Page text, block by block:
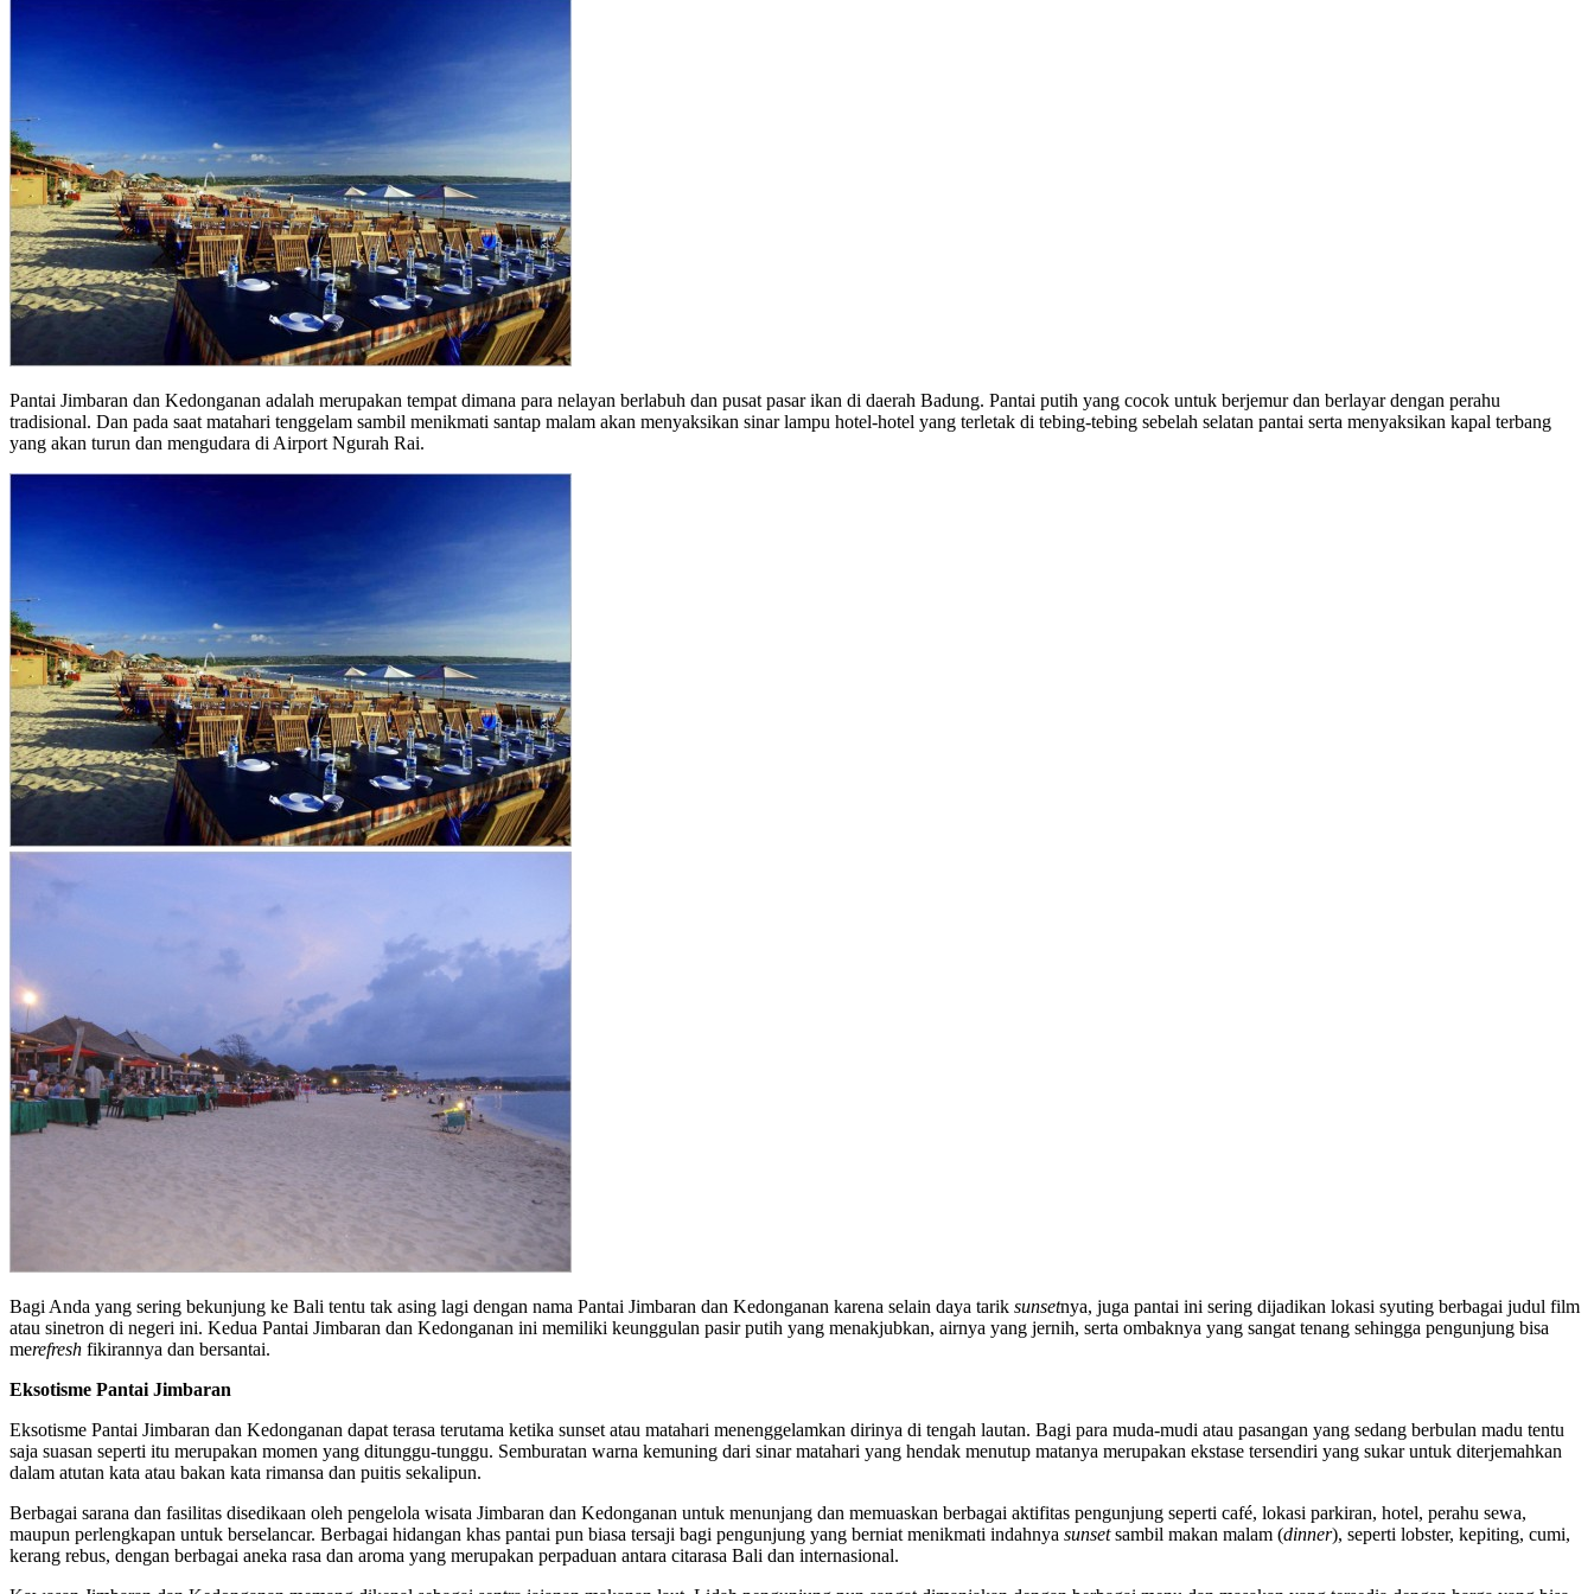
Pantai Jimbaran dan Kedonganan adalah merupakan tempat dimana para nelayan berlabuh dan pusat pasar ikan di daerah Badung. Pantai putih yang cocok untuk berjemur dan berlayar dengan perahu
tradisional. Dan pada saat matahari tenggelam sambil menikmati santap malam akan menyaksikan sinar lampu hotel-hotel yang terletak di tebing-tebing sebelah selatan pantai serta menyaksikan kapal terbang
yang akan turun dan mengudara di Airport Ngurah Rai.
Bagi Anda yang sering bekunjung ke Bali tentu tak asing lagi dengan nama Pantai Jimbaran dan Kedonganan karena selain daya tarik sunsetnya, juga pantai ini sering dijadikan lokasi syuting berbagai judul film
atau sinetron di negeri ini. Kedua Pantai Jimbaran dan Kedonganan ini memiliki keunggulan pasir putih yang menakjubkan, airnya yang jernih, serta ombaknya yang sangat tenang sehingga pengunjung bisa
merefresh fikirannya dan bersantai.
Eksotisme Pantai Jimbaran
Eksotisme Pantai Jimbaran dan Kedonganan dapat terasa terutama ketika sunset atau matahari menenggelamkan dirinya di tengah lautan. Bagi para muda-mudi atau pasangan yang sedang berbulan madu tentu
saja suasan seperti itu merupakan momen yang ditunggu-tunggu. Semburatan warna kemuning dari sinar matahari yang hendak menutup matanya merupakan ekstase tersendiri yang sukar untuk diterjemahkan
dalam atutan kata atau bakan kata rimansa dan puitis sekalipun.
Berbagai sarana dan fasilitas disedikaan oleh pengelola wisata Jimbaran dan Kedonganan untuk menunjang dan memuaskan berbagai aktifitas pengunjung seperti café, lokasi parkiran, hotel, perahu sewa,
maupun perlengkapan untuk berselancar. Berbagai hidangan khas pantai pun biasa tersaji bagi pengunjung yang berniat menikmati indahnya sunsetsambil makan malam (dinner), seperti lobster, kepiting, cumi,
kerang rebus, dengan berbagai aneka rasa dan aroma yang merupakan perpaduan antara citarasa Bali dan internasional.